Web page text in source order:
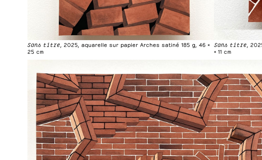
Sans titre , 2025, aquarelle sur papier Arches satiné 185 g, 46 ×
25 cm
Sans titre ,
× 11 cm